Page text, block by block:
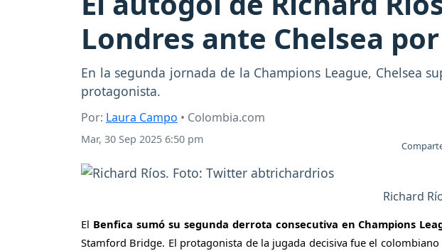
Londres ante Chelsea
En la segunda jornada de la Champions League, Chelsea
protagonista.
Por: Laura Campo • Colombia.com
Mar, 30 Sep 2025 6:50 pm
Richard
El Benfica sumó su segunda derrota consecutiva en Champions
Stamford Bridge. El protagonista de la jugada decisiva fue el